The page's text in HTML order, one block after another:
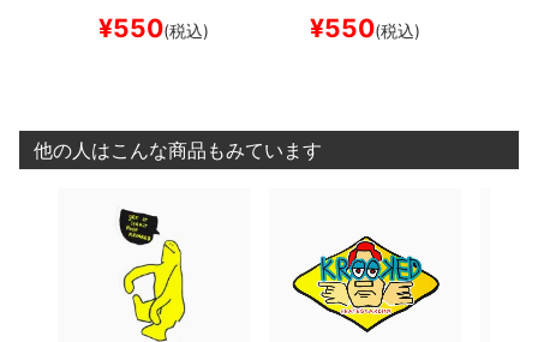
ボード スケボー
¥550(税込)
ード スケボー
¥550(税込)
他の人はこんな商品もみています